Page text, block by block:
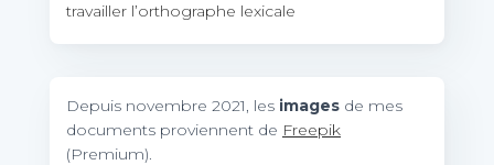
travailler l’orthographe lexicale
Depuis novembre 2021, les images de mes
documents proviennent de Freepik
(Premium).